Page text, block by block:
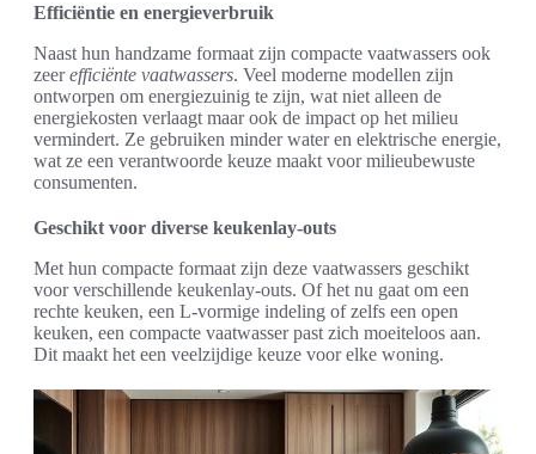
Efficiëntie en energieverbruik
Naast hun handzame formaat zijn compacte vaatwassers ook
zeerefficiënte vaatwassers. Veel moderne modellen zijn
ontworpen om energiezuinig te zijn, wat niet alleen de
energiekosten verlaagt maar ook de impact op het milieu
vermindert. Ze gebruiken minder water en elektrische energie,
wat ze een verantwoorde keuze maakt voor milieubewuste
consumenten.
Geschikt voor diverse keukenlay-outs
Met hun compacte formaat zijn deze vaatwassers geschikt
voor verschillende keukenlay-outs. Of het nu gaat om een
rechte keuken, een L-vormige indeling of zelfs een open
keuken, een compacte vaatwasser past zich moeiteloos aan.
Dit maakt het een veelzijdige keuze voor elke woning.